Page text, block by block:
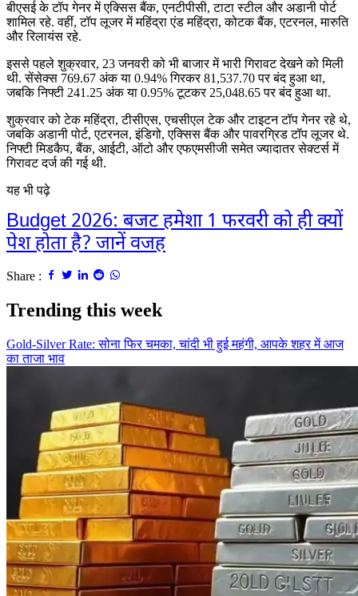
बीएसई के टॉप गेनर में एक्सिस बैंक, एनटीपीसी, टाटा स्टील और अडानी पोर्ट
शामिल रहे. वहीं, टॉप लूजर में महिंद्रा एंड महिंद्रा, कोटक बैंक, एटरनल, मारुति
और रिलायंस रहे.
इससे पहले शुक्रवार, 23 जनवरी को भी बाजार में भारी गिरावट देखने को मिली
थी. सेंसेक्स 769.67 अंक या 0.94% गिरकर 81,537.70 पर बंद हुआ था,
जबकि निफ्टी 241.25 अंक या 0.95% टूटकर 25,048.65 पर बंद हुआ था.
शुक्रवार को टेक महिंद्रा, टीसीएस, एचसीएल टेक और टाइटन टॉप गेनर रहे थे,
जबकि अडानी पोर्ट, एटरनल, इंडिगो, एक्सिस बैंक और पावरग्रिड टॉप लूजर थे.
निफ्टी मिडकैप, बैंक, आईटी, ऑटो और एफएमसीजी समेत ज्यादातर सेक्टर्स में
गिरावट दर्ज की गई थी.
यह भी पढ़े
Budget 2026: बजट हमेशा 1 फरवरी को ही क्यों
पेश होता है? जानें वजह
Share :
Trending this week
Gold-Silver Rate: सोना फिर चमका, चांदी भी हुई महंगी, आपके शहर में आज
का ताजा भाव